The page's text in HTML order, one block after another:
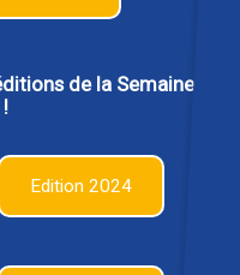
de la Semaine
Edition 2024